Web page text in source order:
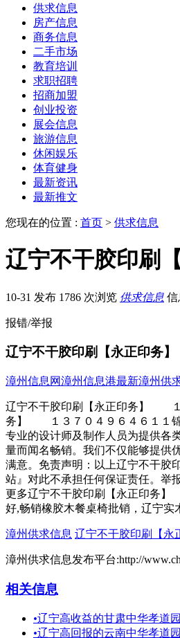
供求信息
房产信息
商务信息
二手市场
教育培训
求职招聘
招商加盟
创业投资
展会信息
旅游信息
休闲娱乐
体育健身
最新资讯
最新推文
您现在的位置 : 首页 > 供求信息
辽宁不干胶印刷
10-31 发布 1786 次浏览 供求信息 信
报错/举报
辽宁不干胶印刷【永正印务
漳州信息网漳州信息港最新漳州供
辽宁不干胶印刷【永正印务】 １
务】 １３７０４９６４６１１锦
专业的设计师及制作人员为提供
量而闻名畅销。我们不仅能够提供
满意。免责声明：以上辽宁不干
站』对此不承担任何保证责任。举
更多辽宁不干胶印刷【永正印务
好,畅销橡胶木餐桌椅批销，辽宁实
漳州供求信息 辽宁不干胶印刷【
漳州供求信息发布平台:http://
相关信息
•辽宁高收益的甘肃中华孝道
•辽宁高回报的云南中华孝道